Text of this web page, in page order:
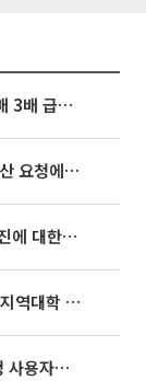
대신證 “알테오젠, 키트루다 큐렉스 판매 3배 급증…목표가 41만원 상향”
[특징주] “탄약 부족하다“ 美 국방부 증산 요청에⋯국내 방산주 급등세
[특징주] 美 중국산 광트랜시버 규제 추진에 대한광통신 등 광통신株 강세
시 연계 '착수'
현대차·기아, 이번 주 임단협 재개…하청 사용자성 재심도 ‘변수’